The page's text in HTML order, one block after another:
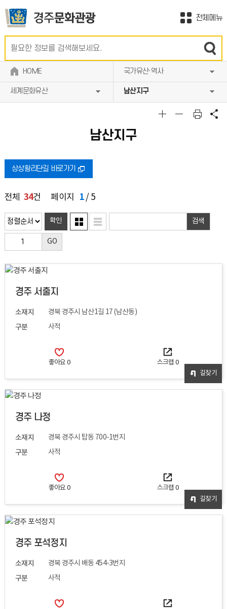
전체메뉴
HOME 국가유산·역사
세계문화유산 남산지구
남산지구
상상황리단길 바로가기
전체 34건 페이지 1 / 5
확인 검색
GO
길찾기
경주 서출지
소재지 경북 경주시 남산1길 17 (남산동)
구분 사적
좋아요 0 스크랩 0
길찾기
경주 나정
소재지 경북 경주시 탑동 700-1번지
구분 사적
좋아요 0 스크랩 0
경주 포석정지
소재지 경북 경주시 배동 454-3번지
구분 사적